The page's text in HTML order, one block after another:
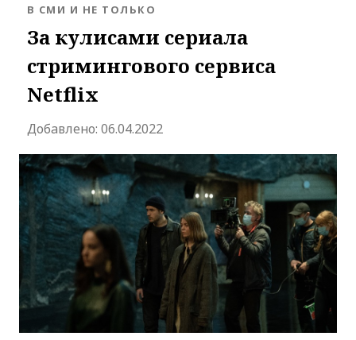
За кулисами сериала
стримингового сервиса
Netflix
BLOG.CATEGORY
В СМИ И НЕ ТОЛЬКО
Добавлено: 06.04.2022blog.modified_at 2022-05-02